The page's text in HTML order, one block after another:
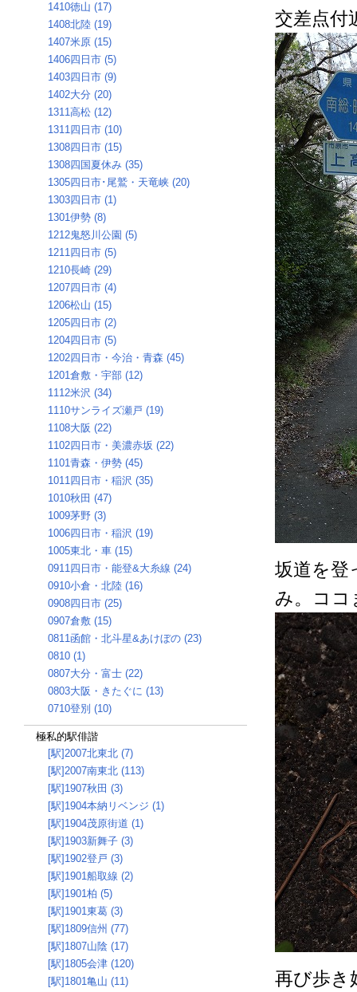
交差点付
坂道を登
み。ココ
再び歩き
1410徳山 (17)
1408北陸 (19)
1407米原 (15)
1406四日市 (5)
1403四日市 (9)
1402大分 (20)
1311高松 (12)
1311四日市 (10)
1308四日市 (15)
1308四国夏休み (35)
1305四日市･尾鷲・天竜峡 (20)
1303四日市 (1)
1301伊勢 (8)
1212鬼怒川公園 (5)
1211四日市 (5)
1210長崎 (29)
1207四日市 (4)
1206松山 (15)
1205四日市 (2)
1204四日市 (5)
1202四日市・今治・青森 (45)
1201倉敷・宇部 (12)
1112米沢 (34)
1110サンライズ瀬戸 (19)
1108大阪 (22)
1102四日市・美濃赤坂 (22)
1101青森・伊勢 (45)
1011四日市・稲沢 (35)
1010秋田 (47)
1009茅野 (3)
1006四日市・稲沢 (19)
1005東北・車 (15)
0911四日市・能登&大糸線 (24)
0910小倉・北陸 (16)
0908四日市 (25)
0907倉敷 (15)
0811函館・北斗星&あけぼの (23)
0810 (1)
0807大分・富士 (22)
0803大阪・きたぐに (13)
0710登別 (10)
極私的駅俳諧
[駅]2007北東北 (7)
[駅]2007南東北 (113)
[駅]1907秋田 (3)
[駅]1904本納リベンジ (1)
[駅]1904茂原街道 (1)
[駅]1903新舞子 (3)
[駅]1902登戸 (3)
[駅]1901船取線 (2)
[駅]1901柏 (5)
[駅]1901東葛 (3)
[駅]1809信州 (77)
[駅]1807山陰 (17)
[駅]1805会津 (120)
[駅]1801亀山 (11)